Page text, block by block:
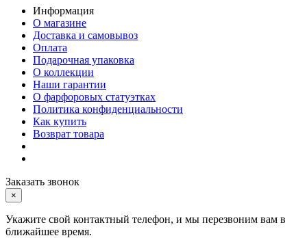
Информация
О магазине
Доставка и самовывоз
Оплата
Подарочная упаковка
О коллекции
Наши гарантии
О фарфоровых статуэтках
Политика конфиденциальности
Как купить
Возврат товара
Заказать звонок
×
Укажите свой контактный телефон, и мы перезвоним вам в
ближайшее время.